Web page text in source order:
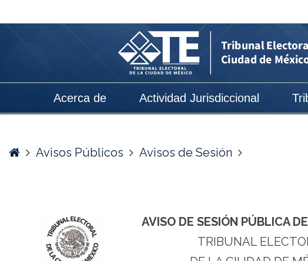
RESOLUCIÓN
Acerca de Actividad Jurisdiccional
HomeAvisos Públicos Avisos de Sesión
AVISO DE SESIÓN PÚBLICA
TRIBUNAL